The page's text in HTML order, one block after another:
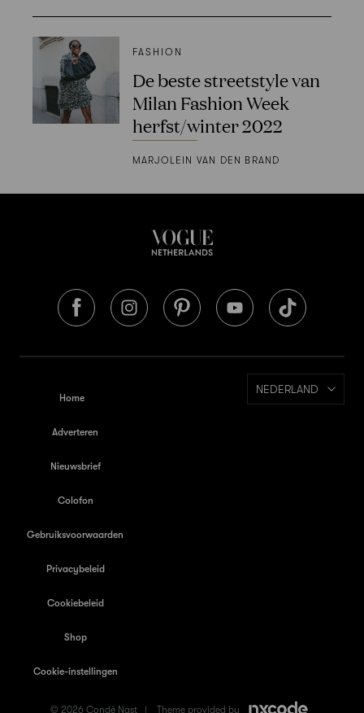
FASHION
De beste streetstyle van
Milan Fashion Week
herfst/winter 2022
MARJOLEIN VAN DEN BRAND
Home
Adverteren
Nieuwsbrief
Colofon
Gebruiksvoorwaarden
Privacybeleid
Cookiebeleid
Shop
Cookie-instellingen
NEDERLAND
© 2026 Condé Nast | Theme provided by